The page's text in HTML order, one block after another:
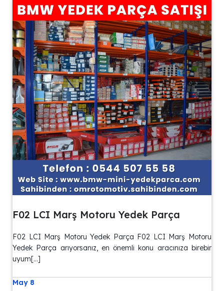
F02 LCI Marş Motoru Yedek Parça
F02 LCI Marş Motoru Yedek Parça F02 LCI Marş Motoru
Yedek Parça arıyorsanız, en önemli konu aracınıza birebir
uyum[…]
May 8